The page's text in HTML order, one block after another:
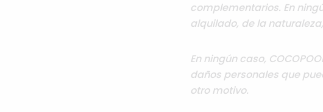
complementarios. En
alquilado, de la
En ningún caso,
daños personales que
otro motivo.